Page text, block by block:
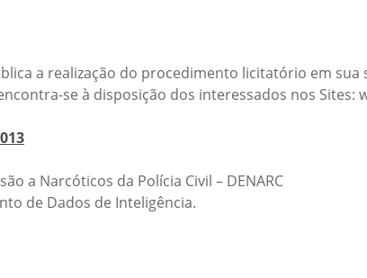
a realização do procedimento licitatório em sua
se à disposição dos interessados nos
a Narcóticos da Polícia Civil – DENARC
de Dados de Inteligência.